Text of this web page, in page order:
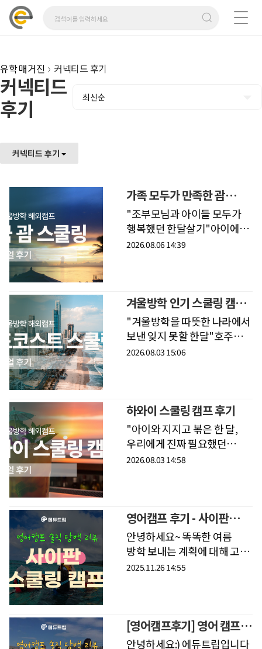
유학 매거진 커넥티드 후기
커넥티드
후기
최신순
커넥티드 후기
가족 모두가 만족한 괌
스쿨링 캠프 후기
"조부모님과 아이들 모두가
행복했던 한달살기"아이에게
새로운 경험을 선물해주고
이번 괌 스쿨링은 저
2026.08.06 14:39
겨울방학 인기 스쿨링 캠프!
호주 골드코스트에서
잊지못할 추억
"겨울방학을 따뜻한 나라에서
보낸 잊지 못할 한달"호주
스쿨링 캠프를 선택한 이유?
높이고 싶어 선택했어요
2026.08.03 15:06
하와이 스쿨링 캠프 후기
"아이와 지지고 볶은 한 달,
우리에게 진짜 필요했던
시간"하와이 캠프를 선택한
때문입니다. 일단 하
2026.08.03 14:58
영어캠프 후기 - 사이판
스쿨링 캠프
안녕하세요~ 똑똑한 여름
방학 보내는 계획에 대해 고민
중이신가요?오늘은 여름방학
전해드려요💛
2025.11.26 14:55
[영어캠프후기] 영어 캠프
참가 아이들의 생생한 캠프
안녕하세요:) 에듀트립입니다